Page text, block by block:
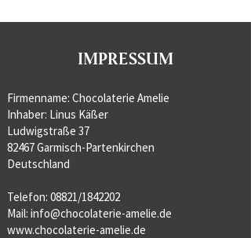
Impressum
Firmenname: Chocolaterie Amelie
Inhaber: Linus Käßer
Ludwigstraße 37
82467 Garmisch-Partenkirchen
Deutschland
Telefon: 08821/1842202
Mail: info@chocolaterie-amelie.de
www.chocolaterie-amelie.de